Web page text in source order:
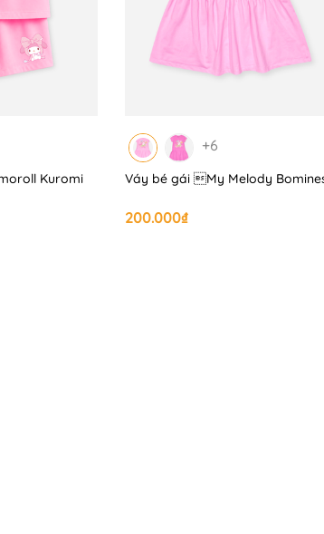
Kuromi
+6
Váy bé gái My Melody
200.000₫